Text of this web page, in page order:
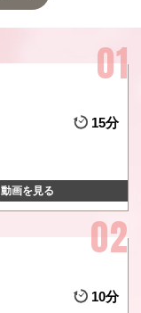
15分
動画を見る
10分